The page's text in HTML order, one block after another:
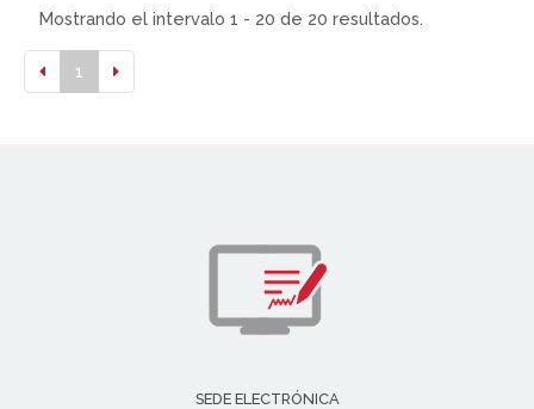
Mostrando el intervalo 1 - 20 de 20 resultados.
1
SEDE ELECTRÓNICA